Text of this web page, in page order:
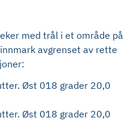
med trål i et område på
avgrenset av rette
Øst 018 grader 20,0
Øst 018 grader 20,0